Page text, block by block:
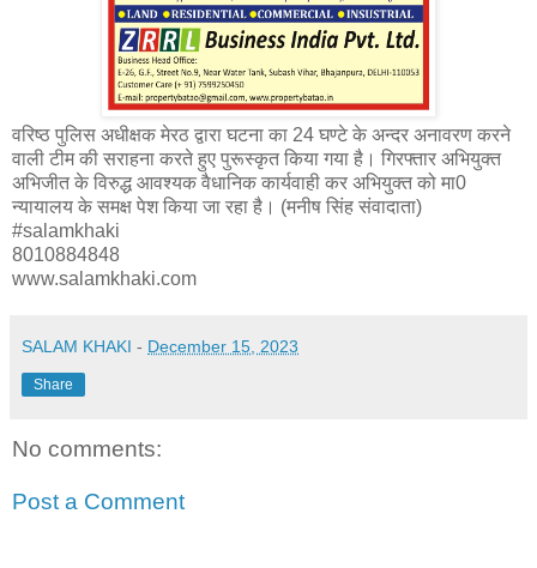
वरिष्ठ पुलिस अधीक्षक मेरठ द्वारा घटना का 24 घण्टे के अन्दर अनावरण करने
वाली टीम की सराहना करते हुए पुरूस्कृत किया गया है। गिरफ्तार अभियुक्त
अभिजीत के विरुद्ध आवश्यक वैधानिक कार्यवाही कर अभियुक्त को मा0
न्यायालय के समक्ष पेश किया जा रहा है। (मनीष सिंह संवादाता)
#salamkhaki
8010884848
www.salamkhaki.com
SALAM KHAKI - December 15, 2023
Share
No comments:
Post a Comment